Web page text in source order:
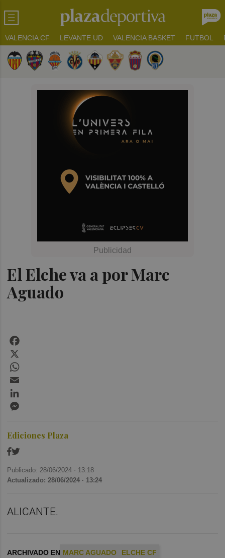
VALENCIA CF LEVANTE UD VALENCIA BASKET FUTBOL
El Elche va a por Marc
Aguado
Ediciones Plaza
Publicado: 28/06/2024 · 13:18
Actualizado: 28/06/2024 · 13:24
ALICANTE.
ARCHIVADO EN MARC AGUADO ELCHE CF